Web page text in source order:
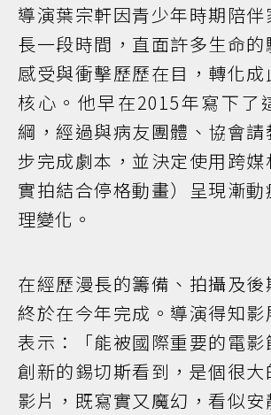
導演葉宗軒因青少年時期陪
長一段時間，直面許多生命
感受與衝擊歷歷在目，轉化
核心。他早在2015年寫下了
綱，經過與病友團體、協會
步完成劇本，並決定使用跨媒
實拍結合停格動畫）呈現漸
理變化。
在經歷漫長的籌備、拍攝及後
終於在今年完成。導演得知影
表示：「能被國際重要的電
創新的錫切斯看到，是個很大
影片，既寫實又魔幻，看似